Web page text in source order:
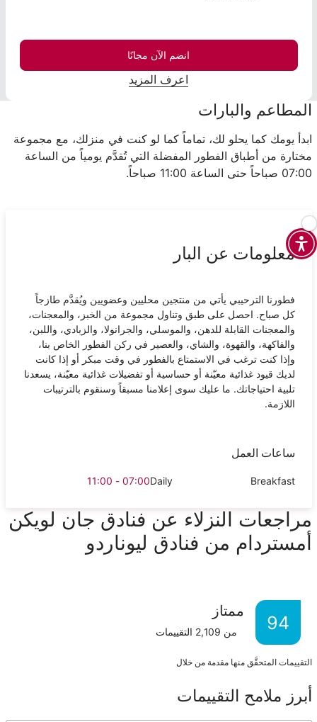
انضم الآن مجانًا
اعرف المزيد
المطاعم والبارات
ابدأ يومك كما يحلو لك، تماماً كما لو كنت في منزلك، مع مجموعة
مختارة من أطباق الفطور المفضلة التي تُقدَّم يومياً من الساعة
07:00 صباحاً حتى الساعة 11:00 صباحاً.
معلومات عن البار
فطورنا الترحيبي يأتي من منتجين محليين وعضويين ويُقدَّم طازجاً
كل صباح. احصل على طبق وتناول مجموعة من الخبز، والمعجنات،
والمعجنات القابلة للدهن، والموسلي، والجرانولا، والزبادي، واللبن،
والفاكهة، والقهوة، والشاي، والعصير في ركن الفطور الخاص بنا،
وإذا كنت ترغب في الاستمتاع بالفطور في وقت مبكر أو إذا كانت
لديك قيود غذائية معيّنة أو حساسية أو تفضيلات غذائية معيّنة، يسعدنا
تلبية احتياجاتك. ما عليك سوى إعلامنا مسبقاً وسنقوم بالترتيبات
اللازمة.
ساعات العمل
Breakfast
Daily
07:00 - 11:00
مراجعات النزلاء عن فنادق جان لويكن
أمستردام من فنادق ليوناردو
94
ممتاز
من 2,109 التقييمات
التقييمات المتحقَّق منها مقدمة من خلال
أبرز ملامح التقييمات